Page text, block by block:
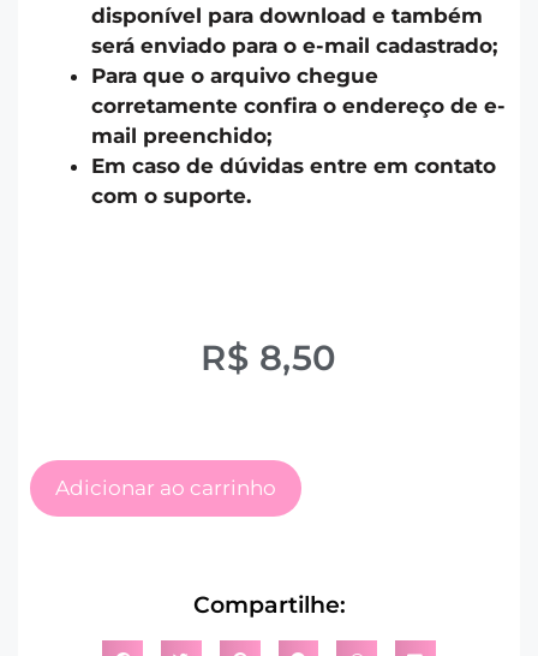
disponível para download e também
será enviado para o e-mail cadastrado;
Para que o arquivo chegue
corretamente confira o endereço de e-
mail preenchido;
Em caso de dúvidas entre em contato
com o suporte.
R$ 8,50
Adicionar ao carrinho
Compartilhe: